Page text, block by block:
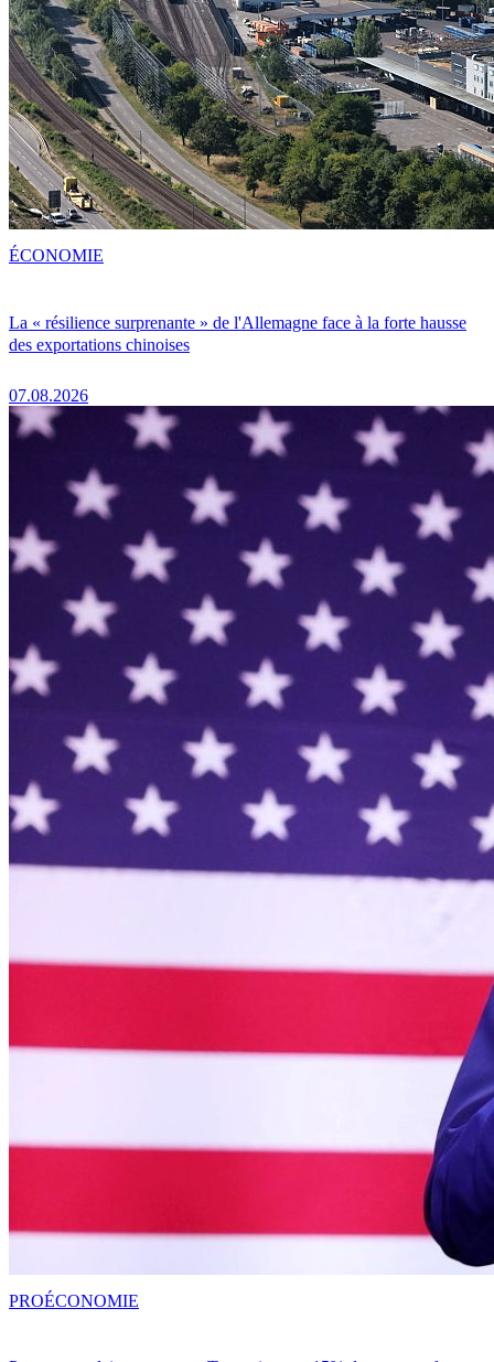
La « résilience surprenante » de l'Allemagne face à la forte hausse
des exportations chinoises
07.08.2026
ÉCONOMIE
PROÉCONOMIE